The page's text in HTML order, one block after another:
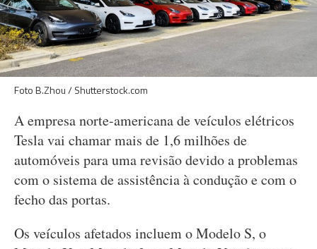
Foto B.Zhou / Shutterstock.com
A empresa norte-americana de veículos elétricos
Tesla vai chamar mais de 1,6 milhões de
automóveis para uma revisão devido a problemas
com o sistema de assistência à condução e com o
fecho das portas.
Os veículos afetados incluem o Modelo S, o